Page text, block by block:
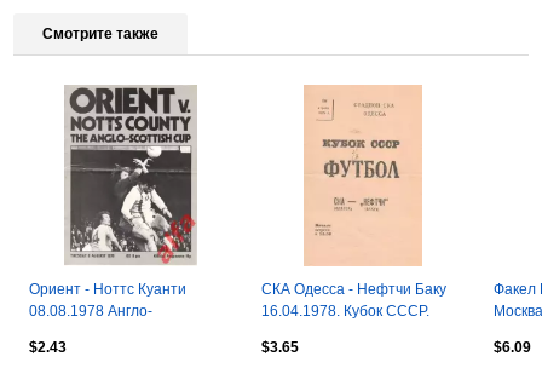
Смотрите также
Ориент - Ноттс Куанти
08.08.1978 Англо-
Notts county)
$2.43
СКА Одесса - Нефтчи Баку
16.04.1978. Кубок СССР.
$3.65
Факел
$6.09